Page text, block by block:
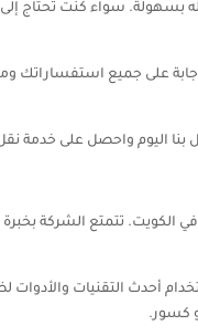
سواء كنت تحتاج إلى
على جميع
اليوم واحصل على خدمة
تتمتع الشركة
التقنيات والأدوات
كسور.